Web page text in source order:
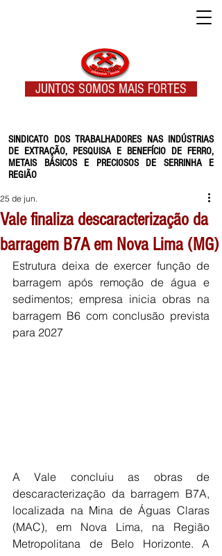
SINDICATO DOS TRABALHADORES NAS INDÚSTRIAS
DE EXTRAÇÃO, PESQUISA E BENEFÍCIO DE FERRO,
METAIS BÁSICOS E PRECIOSOS DE SERRINHA E
REGIÃO
JUNTOS SOMOS MAIS FORTES
Vale finaliza descaracterização da
barragem B7A em Nova Lima (MG)
25 de jun.
Estrutura deixa de exercer função de
barragem após remoção de água e
sedimentos; empresa inicia obras na
barragem B6 com conclusão prevista
para 2027
A Vale concluiu as obras de
descaracterização da barragem B7A,
localizada na Mina de Águas Claras
(MAC), em Nova Lima, na Região
Metropolitana de Belo Horizonte. A